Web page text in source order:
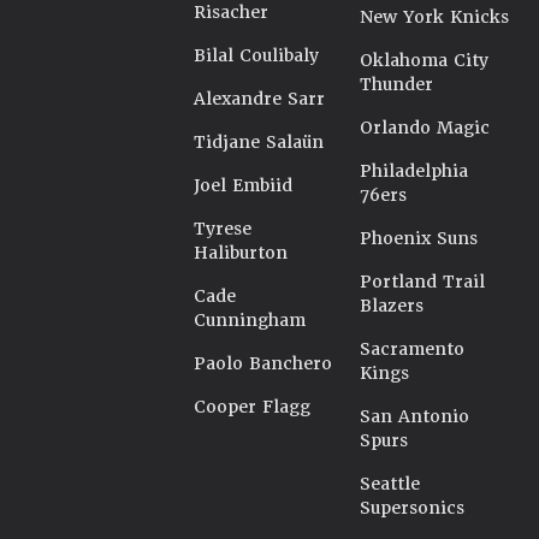
Risacher
Bilal Coulibaly
Alexandre Sarr
Tidjane Salaün
Joel Embiid
Tyrese
Haliburton
Cade
Cunningham
Paolo Banchero
Cooper Flagg
New York Knicks
Oklahoma City
Thunder
Orlando Magic
Philadelphia
76ers
Phoenix Suns
Portland Trail
Blazers
Sacramento
Kings
San Antonio
Spurs
Seattle
Supersonics